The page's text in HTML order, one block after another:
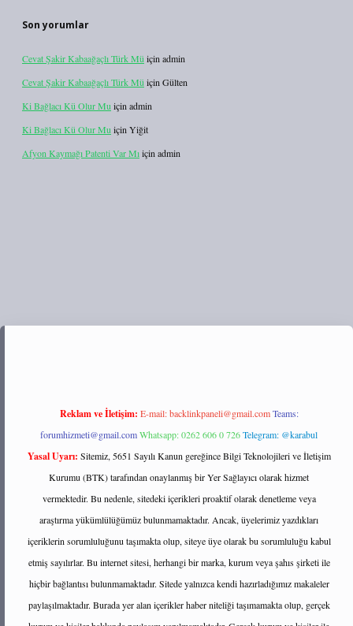
Son yorumlar
Cevat Şakir Kabaağaçlı Türk Mü için admin
Cevat Şakir Kabaağaçlı Türk Mü için Gülten
Ki Bağlacı Kü Olur Mu için admin
Ki Bağlacı Kü Olur Mu için Yiğit
Afyon Kaymağı Patenti Var Mıiçin admin
tulipbett.net/
Reklam ve İletişim: E-mail:backlinkpaneli@gmail.com Teams:
forumhizmeti@gmail.comWhatsapp: 0262 606 0 726Telegram: @karabul
Yasal Uyarı: Sitemiz, 5651 Sayılı Kanun gereğince Bilgi Teknolojileri ve İletişim
Kurumu (BTK) tarafından onaylanmış bir Yer Sağlayıcı olarak hizmet
vermektedir. Bu nedenle, sitedeki içerikleri proaktif olarak denetleme veya
araştırma yükümlülüğümüz bulunmamaktadır. Ancak, üyelerimiz yazdıkları
içeriklerin sorumluluğunu taşımakta olup, siteye üye olarak bu sorumluluğu kabul
etmiş sayılırlar. Bu internet sitesi, herhangi bir marka, kurum veya şahıs şirketi ile
hiçbir bağlantısı bulunmamaktadır. Sitede yalnızca kendi hazırladığımız makaleler
paylaşılmaktadır. Burada yer alan içerikler haber niteliği taşımamakta olup, gerçek